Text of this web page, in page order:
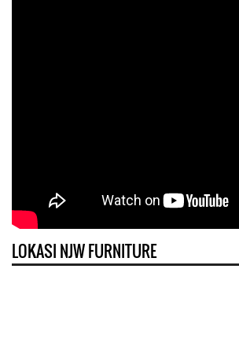
LOKASI NJW FURNITURE